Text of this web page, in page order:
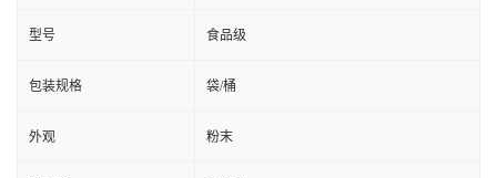
型号 食品级
包装规格 袋/桶
外观 粉末